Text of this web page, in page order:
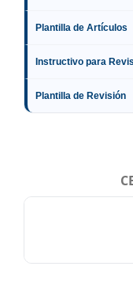
Plantilla de Artículos
Instructivo para
Plantilla de Revisión